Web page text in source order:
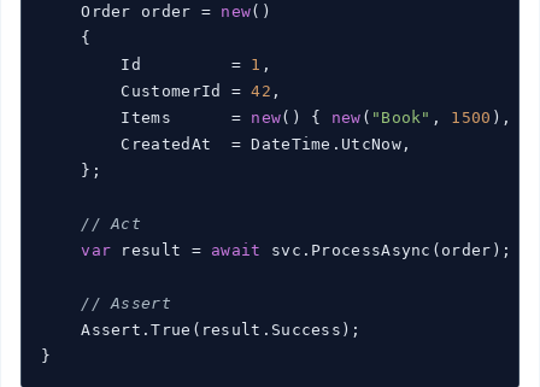
    Order order =
new()
    {
        Id         =
1 ,
        CustomerId =
42 ,
        Items      =
new() { new ( "Book" , 1500 ),
        CreatedAt  = DateTime.UtcNow,
    };
// Act
var result = await svc.ProcessAsync(order);
// Assert
    Assert.True(result.Success);